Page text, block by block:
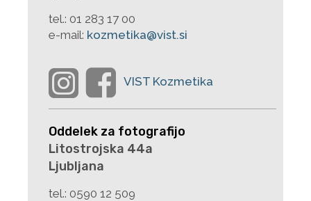
tel.: 01 283 17 00
e-mail: kozmetika@vist.si
Oddelek za fotografijo
Litostrojska 44a
Ljubljana
tel.: 0590 12 509